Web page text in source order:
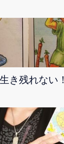
き残れない！